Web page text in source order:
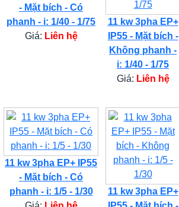
- Mặt bích - Có
phanh - i: 1/40 - 1/75
Giá: Liên hệ
11 kw 3pha EP+
IP55 - Mặt bích -
Không phanh -
i: 1/40 - 1/75
Giá: Liên hệ
11 kw 3pha EP+ IP55
- Mặt bích - Có
phanh - i: 1/5 - 1/30
11 kw 3pha EP+